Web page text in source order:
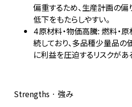
偏重するため、生産計画の
低下をもたらしやすい。
4原材料・物価高騰: 燃料・
続しており、多品種少量品
に利益を圧迫するリスクがあ
Strengths · 強み